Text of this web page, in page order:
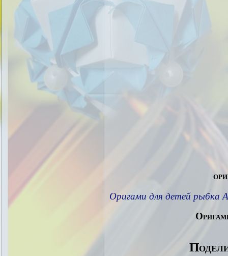
Оригами для детей рыбка